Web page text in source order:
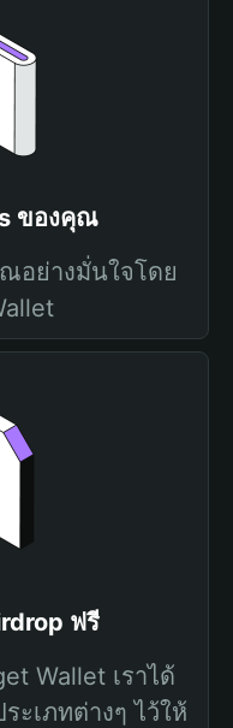
ของคุณ
อย่างมั่นใจโดย
ฟรี
Wallet เราได้
ะเภทต่างๆ ไว้ให้